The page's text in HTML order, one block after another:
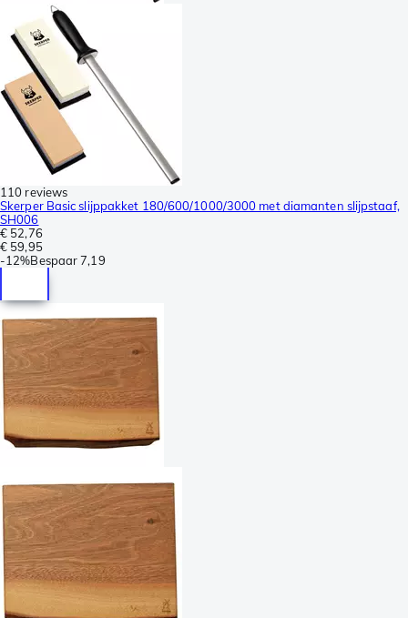
110 reviews
Skerper Basic slijppakket 180/600/1000/3000 met diamanten slijpstaaf,
SH006
€ 52,76
€ 59,95
-12%Bespaar 7,19